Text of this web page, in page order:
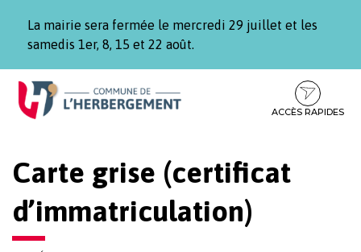
La mairie sera fermée le mercredi 29 juillet et les
samedis 1er, 8, 15 et 22 août.
Aller
Aller
contenu
Aller
pied
ACCÈS RAPIDES
Carte grise (certificat
d’immatriculation)